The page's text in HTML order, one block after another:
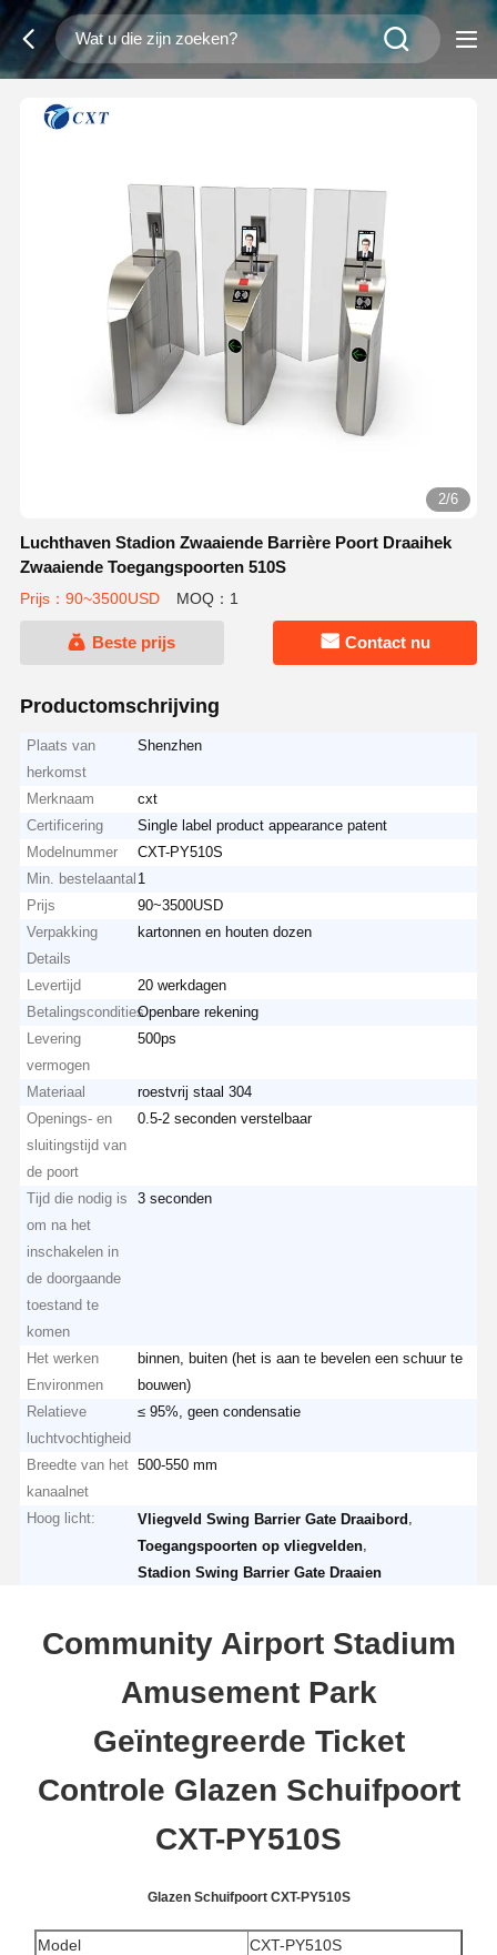
3/6
Luchthaven Stadion Zwaaiende Barrière Poort Draaihek
Zwaaiende Toegangspoorten 510S
Prijs：90~3500USD MOQ：1
Beste prijs Contact nu
Productomschrijving
Plaats van
herkomst
Shenzhen
Merknaam
cxt
Certificering
Single label product appearance patent
Modelnummer
CXT-PY510S
Min. bestelaantal 1
Prijs
90~3500USD
Verpakking
Details
kartonnen en houten dozen
Levertijd
20 werkdagen
BetalingsconditiesOpenbare rekening
Levering
vermogen
500ps
Materiaal
roestvrij staal 304
Openings- en
sluitingstijd van
de poort
0.5-2 seconden verstelbaar
Tijd die nodig is
om na het
inschakelen in
de doorgaande
toestand te
komen
3 seconden
Het werken
Environmen
binnen, buiten (het is aan te bevelen een schuur te
bouwen)
Relatieve
luchtvochtigheid
≤ 95%, geen condensatie
Breedte van het
kanaalnet
500-550 mm
Hoog licht: Vliegveld Swing Barrier Gate Draaibord
Toegangspoorten op vliegvelden
Stadion Swing Barrier Gate Draaien
Community Airport Stadium
Amusement Park
Geïntegreerde Ticket
Controle Glazen Schuifpoort
CXT-PY510S
Glazen Schuifpoort CXT-PY510S
Model
CXT-PY510S